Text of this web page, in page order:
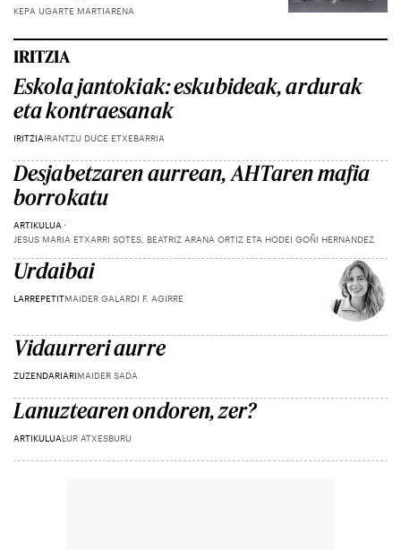
KEPA UGARTE MARTIARENA
IRITZIA
Eskola jantokiak: eskubideak, ardurak
eta kontraesanak
IRITZIAIRANTZU DUCE ETXEBARRIA
Desjabetzaren aurrean, AHTaren mafia
borrokatu
ARTIKULUA
JESUS MARIA ETXARRI SOTES, BEATRIZ ARANA ORTIZ ETA HODEI GOÑI HERNANDEZ
Urdaibai
LARREPETITMAIDER GALARDI F. AGIRRE
Vidaurreri aurre
ZUZENDARIARIMAIDER SADA
Lanuztearen ondoren, zer?
ARTIKULUALUR ATXESBURU